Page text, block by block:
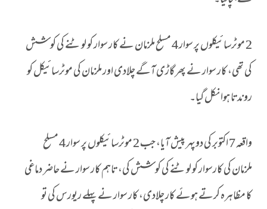
2 موٹرسائیکلوں پر سوار 4 مسلح ملزمان نے کار سوار کو لوٹنے کی کوشش
کی تھی، کار سوار نے پھر گاڑی آگے چلادی اور ملزمان کی موٹرسائیکل کو
روندتا ہوا نکل گیا۔
واقعہ 7 اکتوبر کی دوپہر پیش آیا، جب 2 موٹرسائیکلوں پر سوار 4 مسلح
ملزمان کی کارسوار کو لوٹنے کی کوشش کی، تاہم کار سوار نے حاضر دماغی
کا مظاہرہ کرتے ہوئے کار چلادی، کار سوار نے پہلے ریورس کی تو